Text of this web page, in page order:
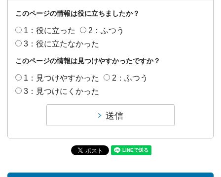
このページの情報は役に立ちましたか？
1：役に立った
2：ふつう
3：役に立たなかった
このページの情報は見つけやすかったですか？
1：見つけやすかった
2：ふつう
3：見つけにくかった